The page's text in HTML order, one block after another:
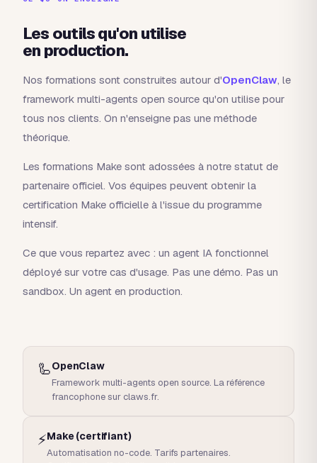
Les outils qu'on utilise
en production.
Nos formations sont construites autour d'OpenClaw, le
framework multi-agents open source qu'on utilise pour
tous nos clients. On n'enseigne pas une méthode
théorique.
Les formations Make sont adossées à notre statut de
partenaire officiel. Vos équipes peuvent obtenir la
certification Make officielle à l'issue du programme
intensif.
Ce que vous repartez avec : un agent IA fonctionnel
déployé sur votre cas d'usage. Pas une démo. Pas un
sandbox. Un agent en production.
🦾OpenClaw
Framework multi-agents open source. La référence
francophone sur claws.fr.
⚡Make (certifiant)
Automatisation no-code. Tarifs partenaires.